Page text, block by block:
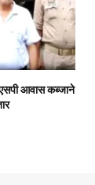
आवास कब्जाने